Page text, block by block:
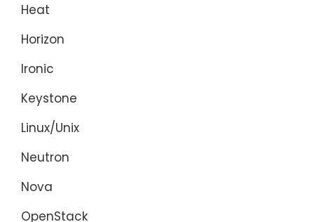
Heat
Horizon
Ironic
Keystone
Linux/Unix
Neutron
Nova
OpenStack